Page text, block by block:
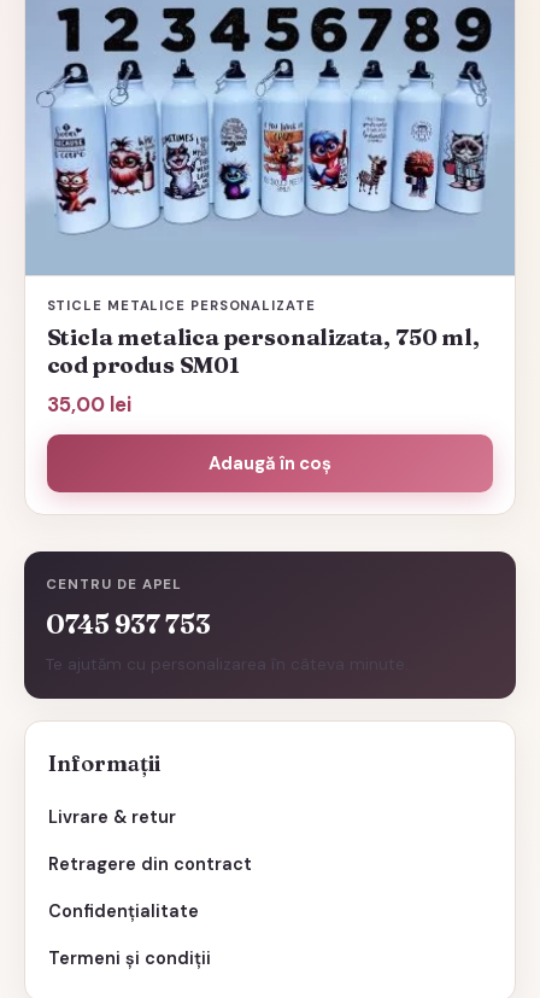
CENTRU DE APEL
0745 937 753
Te ajutăm cu personalizarea în câteva minute.
Informații
Livrare & retur
Retragere din contract
Confidențialitate
Termeni și condiții
STICLE METALICE PERSONALIZATE
Sticla metalica personalizata, 750 ml,
cod produs SM01
35,00 lei
Adaugă în coș
multe
variații.
Opțiunile
pot
alese
pagina
produsului.